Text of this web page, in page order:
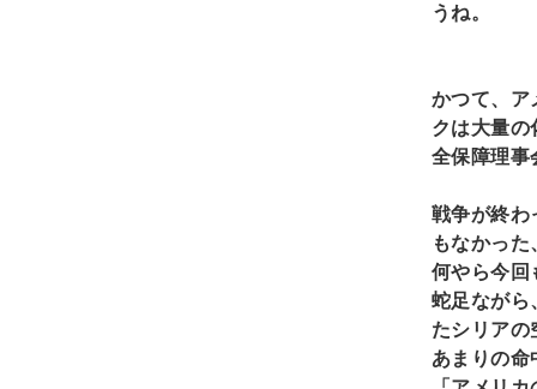
うね。
かつて、ア
クは大量の
全保障理事
戦争が終わ
もなかっ
何やら今回
蛇足ながら
たシリアの
あまりの命